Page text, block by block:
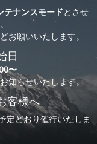
テナンスモードとさせ
お願いいたします。
日
〜
知らせいたします。
客様へ
定どおり催行いたしま